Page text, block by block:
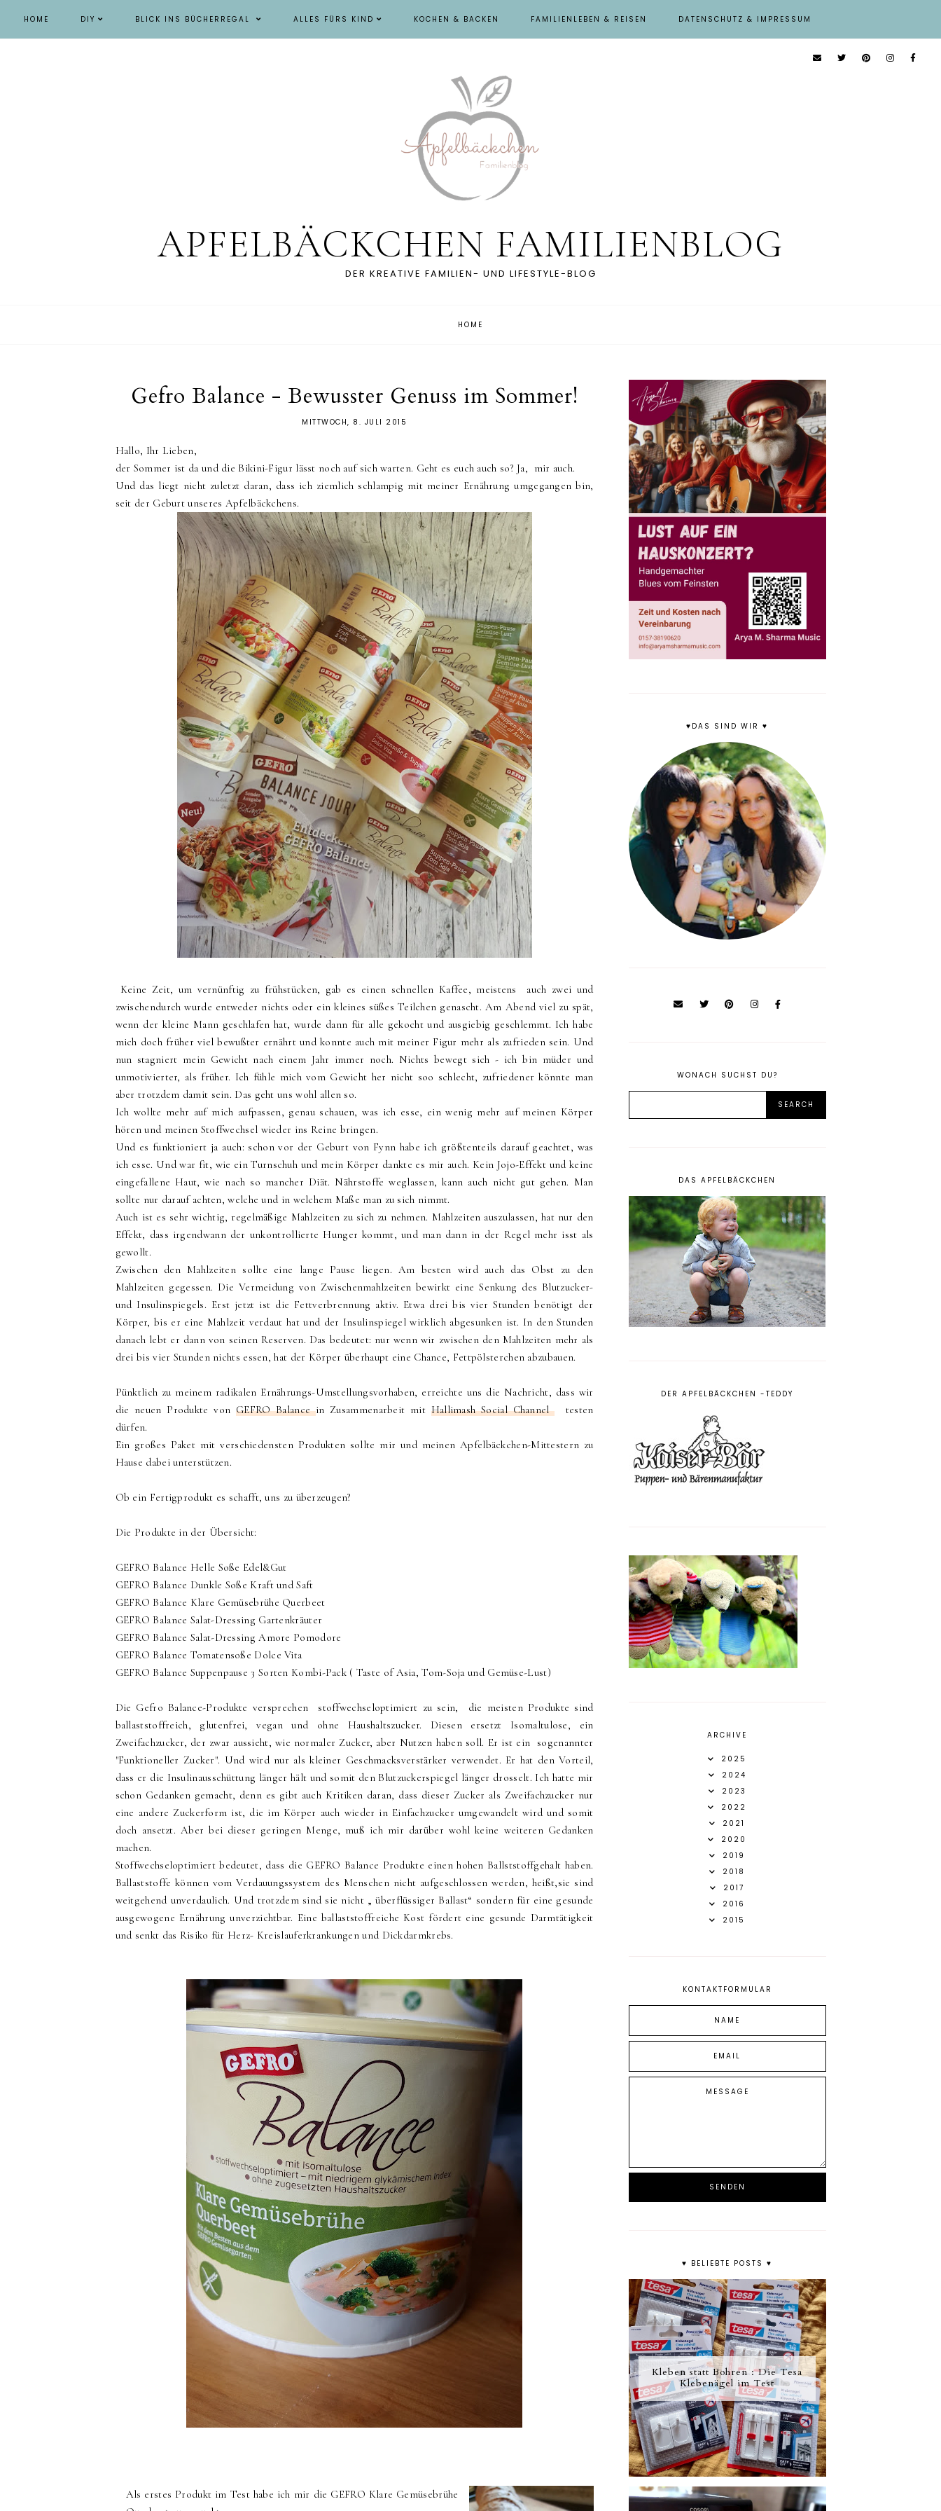
HOME DIY BLICK INS BÜCHERREGAL ALLES FÜRS KIND KOCHEN & BACKEN FAMILIENLEBEN & REISEN DATENSCHUTZ & IMPRESSUM
APFELBÄCKCHEN FAMILIENBLOG
DER KREATIVE FAMILIEN- UND LIFESTYLE-BLOG
HOME
Gefro Balance - Bewusster Genuss im Sommer!
MITTWOCH, 8. JULI 2015
Hallo, Ihr Lieben,
der Sommer ist da und die Bikini-Figur lässt noch auf sich warten. Geht es euch auch so? Ja, mir auch.
Und das liegt nicht zuletzt daran, dass ich ziemlich schlampig mit meiner Ernährung umgegangen bin,
seit der Geburt unseres Apfelbäckchens.
Keine Zeit, um vernünftig zu frühstücken, gab es einen schnellen Kaffee, meistens auch zwei und
zwischendurch wurde entweder nichts oder ein kleines süßes Teilchen genascht. Am Abend viel zu spät,
wenn der kleine Mann geschlafen hat, wurde dann für alle gekocht und ausgiebig geschlemmt. Ich habe
mich doch früher viel bewußter ernährt und konnte auch mit meiner Figur mehr als zufrieden sein. Und
nun stagniert mein Gewicht nach einem Jahr immer noch. Nichts bewegt sich - ich bin müder und
unmotivierter, als früher. Ich fühle mich vom Gewicht her nicht soo schlecht, zufriedener könnte man
aber trotzdem damit sein. Das geht uns wohl allen so.
Ich wollte mehr auf mich aufpassen, genau schauen, was ich esse, ein wenig mehr auf meinen Körper
hören und meinen Stoffwechsel wieder ins Reine bringen.
Und es funktioniert ja auch: schon vor der Geburt von Fynn habe ich größtenteils darauf geachtet, was
ich esse. Und war fit, wie ein Turnschuh und mein Körper dankte es mir auch. Kein Jojo-Effekt und keine
eingefallene Haut, wie nach so mancher Diät. Nährstoffe weglassen, kann auch nicht gut gehen. Man
sollte nur darauf achten, welche und in welchem Maße man zu sich nimmt.
Auch ist es sehr wichtig, regelmäßige Mahlzeiten zu sich zu nehmen. Mahlzeiten auszulassen, hat nur den
Effekt, dass irgendwann der unkontrollierte Hunger kommt, und man dann in der Regel mehr isst als
gewollt.
Zwischen den Mahlzeiten sollte eine lange Pause liegen. Am besten wird auch das Obst zu den
Mahlzeiten gegessen. Die Vermeidung von Zwischenmahlzeiten bewirkt eine Senkung des Blutzucker-
und Insulinspiegels. Erst jetzt ist die Fettverbrennung aktiv. Etwa drei bis vier Stunden benötigt der
Körper, bis er eine Mahlzeit verdaut hat und der Insulinspiegel wirklich abgesunken ist. In den Stunden
danach lebt er dann von seinen Reserven. Das bedeutet: nur wenn wir zwischen den Mahlzeiten mehr als
drei bis vier Stunden nichts essen, hat der Körper überhaupt eine Chance, Fettpölsterchen abzubauen.
Pünktlich zu meinem radikalen Ernährungs-Umstellungsvorhaben, erreichte uns die Nachricht, dass wir
die neuen Produkte von GEFRO Balancein Zusammenarbeit mit Hallimash Social Channel testen
dürfen.
Ein großes Paket mit verschiedensten Produkten sollte mir und meinen Apfelbäckchen-Mittestern zu
Hause dabei unterstützen.
Ob ein Fertigprodukt es schafft, uns zu überzeugen?
Die Produkte in der Übersicht:
GEFRO Balance Helle Soße Edel&Gut
GEFRO Balance Dunkle Soße Kraft und Saft
GEFRO Balance Klare Gemüsebrühe Querbeet
GEFRO Balance Salat-Dressing Gartenkräuter
GEFRO Balance Salat-Dressing Amore Pomodore
GEFRO Balance Tomatensoße Dolce Vita
GEFRO Balance Suppenpause 3 Sorten Kombi-Pack ( Taste of Asia, Tom-Soja und Gemüse-Lust)
Die Gefro Balance-Produkte versprechen stoffwechseloptimiert zu sein, die meisten Produkte sind
ballaststoffreich, glutenfrei, vegan und ohne Haushaltszucker. Diesen ersetzt Isomaltulose, ein
Zweifachzucker, der zwar aussieht, wie normaler Zucker, aber Nutzen haben soll. Er ist ein sogenannter
"Funktioneller Zucker". Und wird nur als kleiner Geschmacksverstärker verwendet. Er hat den Vorteil,
dass er die Insulinausschüttung länger hält und somit den Blutzuckerspiegel länger drosselt. Ich hatte mir
schon Gedanken gemacht, denn es gibt auch Kritiken daran, dass dieser Zucker als Zweifachzucker nur
eine andere Zuckerform ist, die im Körper auch wieder in Einfachzucker umgewandelt wird und somit
doch ansetzt. Aber bei dieser geringen Menge, muß ich mir darüber wohl keine weiteren Gedanken
machen.
Stoffwechseloptimiert bedeutet, dass die GEFRO Balance Produkte einen hohen Ballststoffgehalt haben.
Ballaststoffe können vom Verdauungssystem des Menschen nicht aufgeschlossen werden, heißt,sie sind
weitgehend unverdaulich. Und trotzdem sind sie nicht „ überflüssiger Ballast“ sondern für eine gesunde
ausgewogene Ernährung unverzichtbar. Eine ballaststoffreiche Kost fördert eine gesunde Darmtätigkeit
und senkt das Risiko für Herz- Kreislauferkrankungen und Dickdarmkrebs.
Als erstes Produkt im Test habe ich mir die GEFRO Klare Gemüsebrühe
♥DAS SIND WIR ♥
WONACH SUCHST DU?
DAS APFELBÄCKCHEN
DER APFELBÄCKCHEN -TEDDY
ARCHIVE
2025
2024
2023
2022
2021
2020
2019
2018
2017
2016
2015
KONTAKTFORMULAR
♥ BELIEBTE POSTS ♥
Kleben statt Bohren : Die Tesa
Klebenägel im Test